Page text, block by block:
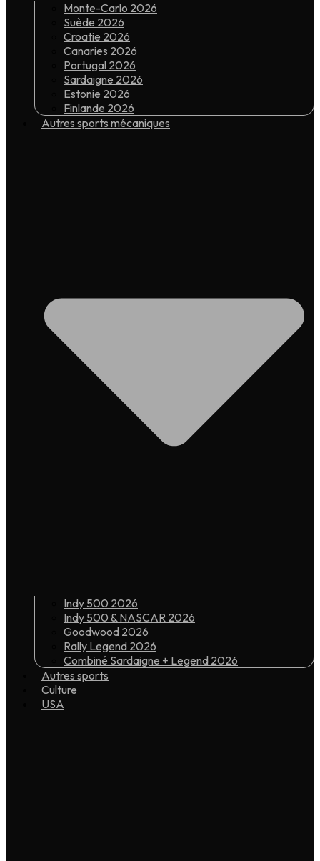
Monte-Carlo 2026
Suède 2026
Croatie 2026
Canaries 2026
Portugal 2026
Sardaigne 2026
Estonie 2026
Finlande 2026
Autres sports mécaniques
Indy 500 2026
Indy 500 & NASCAR 2026
Goodwood 2026
Rally Legend 2026
Combiné Sardaigne + Legend 2026
Autres sports
Culture
USA